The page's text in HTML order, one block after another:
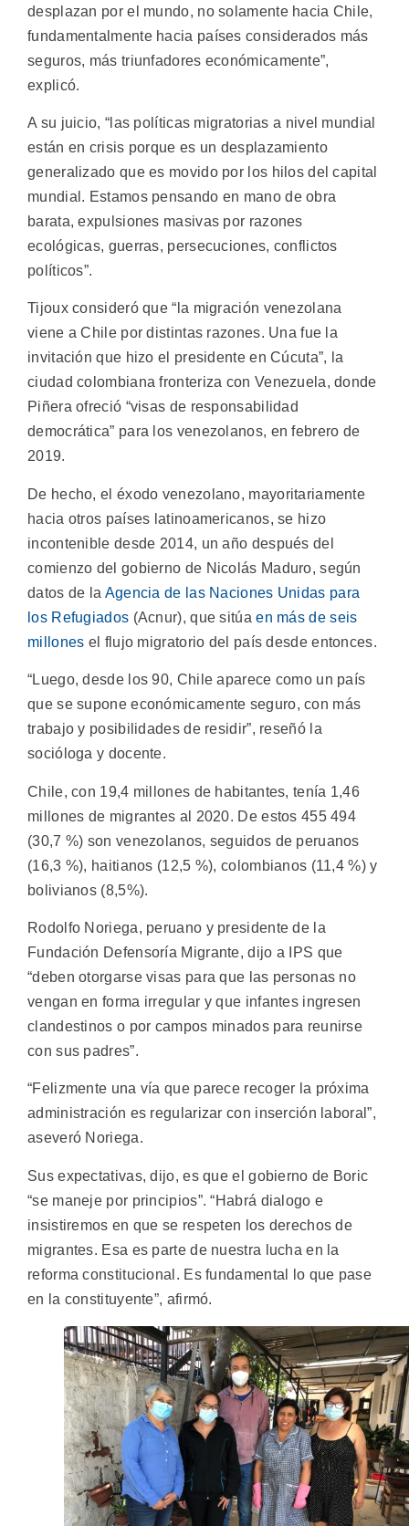
desplazan por el mundo, no solamente hacia Chile,
fundamentalmente hacia países considerados más
seguros, más triunfadores económicamente”,
explicó.
A su juicio, “las políticas migratorias a nivel mundial
están en crisis porque es un desplazamiento
generalizado que es movido por los hilos del capital
mundial. Estamos pensando en mano de obra
barata, expulsiones masivas por razones
ecológicas, guerras, persecuciones, conflictos
políticos”.
Tijoux consideró que “la migración venezolana
viene a Chile por distintas razones. Una fue la
invitación que hizo el presidente en Cúcuta”, la
ciudad colombiana fronteriza con Venezuela, donde
Piñera ofreció “visas de responsabilidad
democrática” para los venezolanos, en febrero de
2019.
De hecho, el éxodo venezolano, mayoritariamente
hacia otros países latinoamericanos, se hizo
incontenible desde 2014, un año después del
comienzo del gobierno de Nicolás Maduro, según
datos de la Agencia de las Naciones Unidas para
los Refugiados (Acnur), que sitúaen más de seis
millones el flujo migratorio del país desde entonces.
“Luego, desde los 90, Chile aparece como un país
que se supone económicamente seguro, con más
trabajo y posibilidades de residir”, reseñó la
socióloga y docente.
Chile, con 19,4 millones de habitantes, tenía 1,46
millones de migrantes al 2020. De estos 455 494
(30,7 %) son venezolanos, seguidos de peruanos
(16,3 %), haitianos (12,5 %), colombianos (11,4 %) y
bolivianos (8,5%).
Rodolfo Noriega, peruano y presidente de la
Fundación Defensoría Migrante, dijo a IPS que
“deben otorgarse visas para que las personas no
vengan en forma irregular y que infantes ingresen
clandestinos o por campos minados para reunirse
con sus padres”.
“Felizmente una vía que parece recoger la próxima
administración es regularizar con inserción laboral”,
aseveró Noriega.
Sus expectativas, dijo, es que el gobierno de Boric
“se maneje por principios”. “Habrá dialogo e
insistiremos en que se respeten los derechos de
migrantes. Esa es parte de nuestra lucha en la
reforma constitucional. Es fundamental lo que pase
en la constituyente”, afirmó.